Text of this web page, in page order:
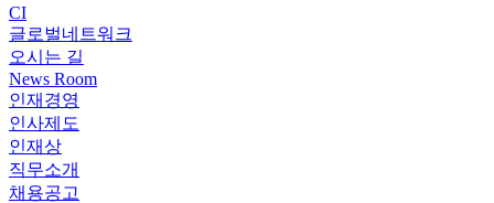
CI
글로벌네트워크
오시는 길
News Room
인재경영
인사제도
인재상
직무소개
채용공고